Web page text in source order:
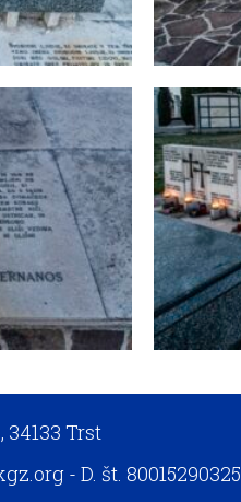
34133 Trst
- D. št. 80015290325